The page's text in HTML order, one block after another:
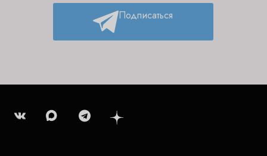
Подписаться